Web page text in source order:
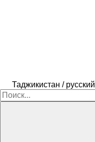
Таджикистан / русский